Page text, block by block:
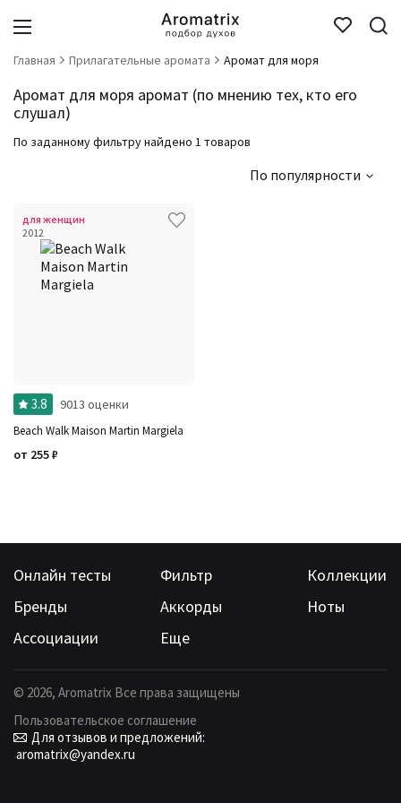
Главная Прилагательные аромата Аромат для моря
Аромат для моря аромат (по мнению тех, кто его
слушал)
По заданному фильтру найдено 1 товаров
По популярности
для женщин
2012
3.8 9013 оценки
Beach Walk Maison Martin Margiela
от 255₽
Онлайн тесты Фильтр
Коллекции
Бренды
Аккорды
Ноты
Ассоциации
Еще
© 2026, Aromatrix Все права защищены
Пользовательское соглашение
Для отзывов и предложений:
aromatrix@yandex.ru